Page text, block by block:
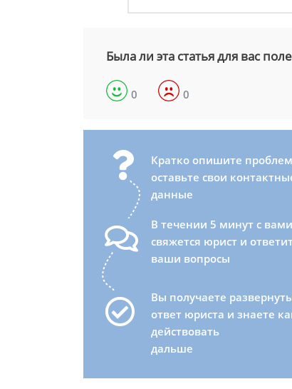
Была ли эта статья для вас
0 0
Кратко опишите
оставьте свои
данные
В течении 5 минут с вами
свяжется юрист и
ваши вопросы
Вы получаете
ответ юриста и знаете
действовать
дальше